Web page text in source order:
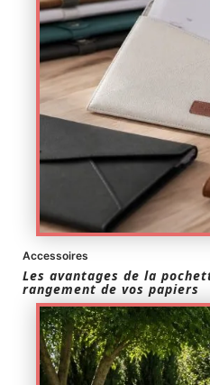
Accessoires
Les avantages de la
rangement de vos papiers